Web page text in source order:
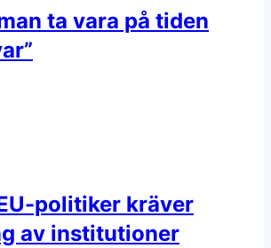
ta vara på tiden
politiker kräver
av institutioner